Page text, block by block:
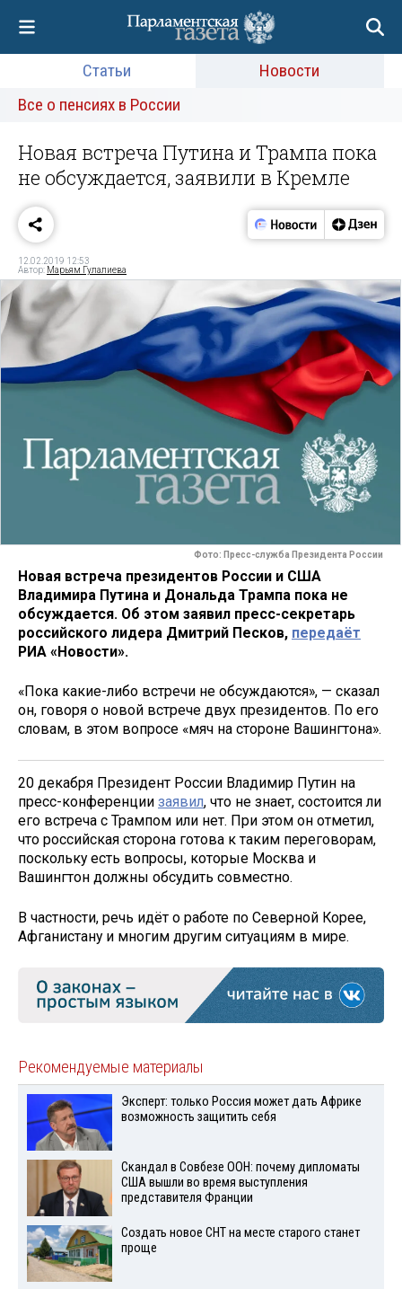
Статьи
Новости
Все о пенсиях в России
Новая встреча Путина и Трампа пока
не обсуждается, заявили в Кремле
12.02.2019 12:53
Автор: Марьям Гулалиева
Фото: Пресс-служба Президента России
Новая встреча президентов России и США
Владимира Путина и Дональда Трампа пока не
обсуждается. Об этом заявил пресс-секретарь
российского лидера Дмитрий Песков, передаёт
РИА «Новости».
«Пока какие-либо встречи не обсуждаются», — сказал
он, говоря о новой встрече двух президентов. По его
словам, в этом вопросе «мяч на стороне Вашингтона».
20 декабря Президент России Владимир Путин на
пресс-конференции заявил, что не знает, состоится ли
его встреча с Трампом или нет. При этом он отметил,
что российская сторона готова к таким переговорам,
поскольку есть вопросы, которые Москва и
Вашингтон должны обсудить совместно.
В частности, речь идёт о работе по Северной Корее,
Афганистану и многим другим ситуациям в мире.
Рекомендуемые материалы
Эксперт: только Россия может дать Африке
возможность защитить себя
Скандал в Совбезе ООН: почему дипломаты
США вышли во время выступления
представителя Франции
Создать новое СНТ на месте старого станет
проще